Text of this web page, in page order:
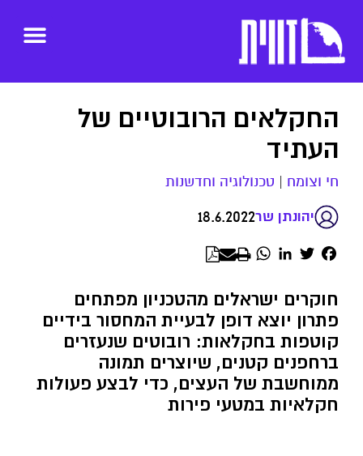
החקלאים הרובוטיים של
העתיד
חי וצומח | טכנולוגיה וחדשנות
יהונתן שר18.6.2022
Facebook
Twitter
LinkedIn
WhatsApp
חוקרים ישראלים מהטכניון מפתחים
פתרון יוצא דופן לבעיית המחסור בידיים
קוטפות בחקלאות: רובוטים שנעזרים
ברחפנים קטנים, שיוצרים תמונה
ממוחשבת של העצים, כדי לבצע פעולות
חקלאיות במטעי פירות